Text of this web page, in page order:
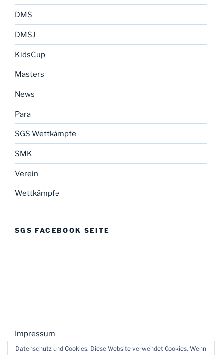
DMS
DMSJ
KidsCup
Masters
News
Para
SGS Wettkämpfe
SMK
Verein
Wettkämpfe
SGS FACEBOOK SEITE
Impressum
Datenschutz und Cookies: Diese Website verwendet Cookies. Wenn